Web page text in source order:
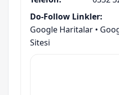
Do-Follow Linkler:
Google Haritalar •
Sitesi